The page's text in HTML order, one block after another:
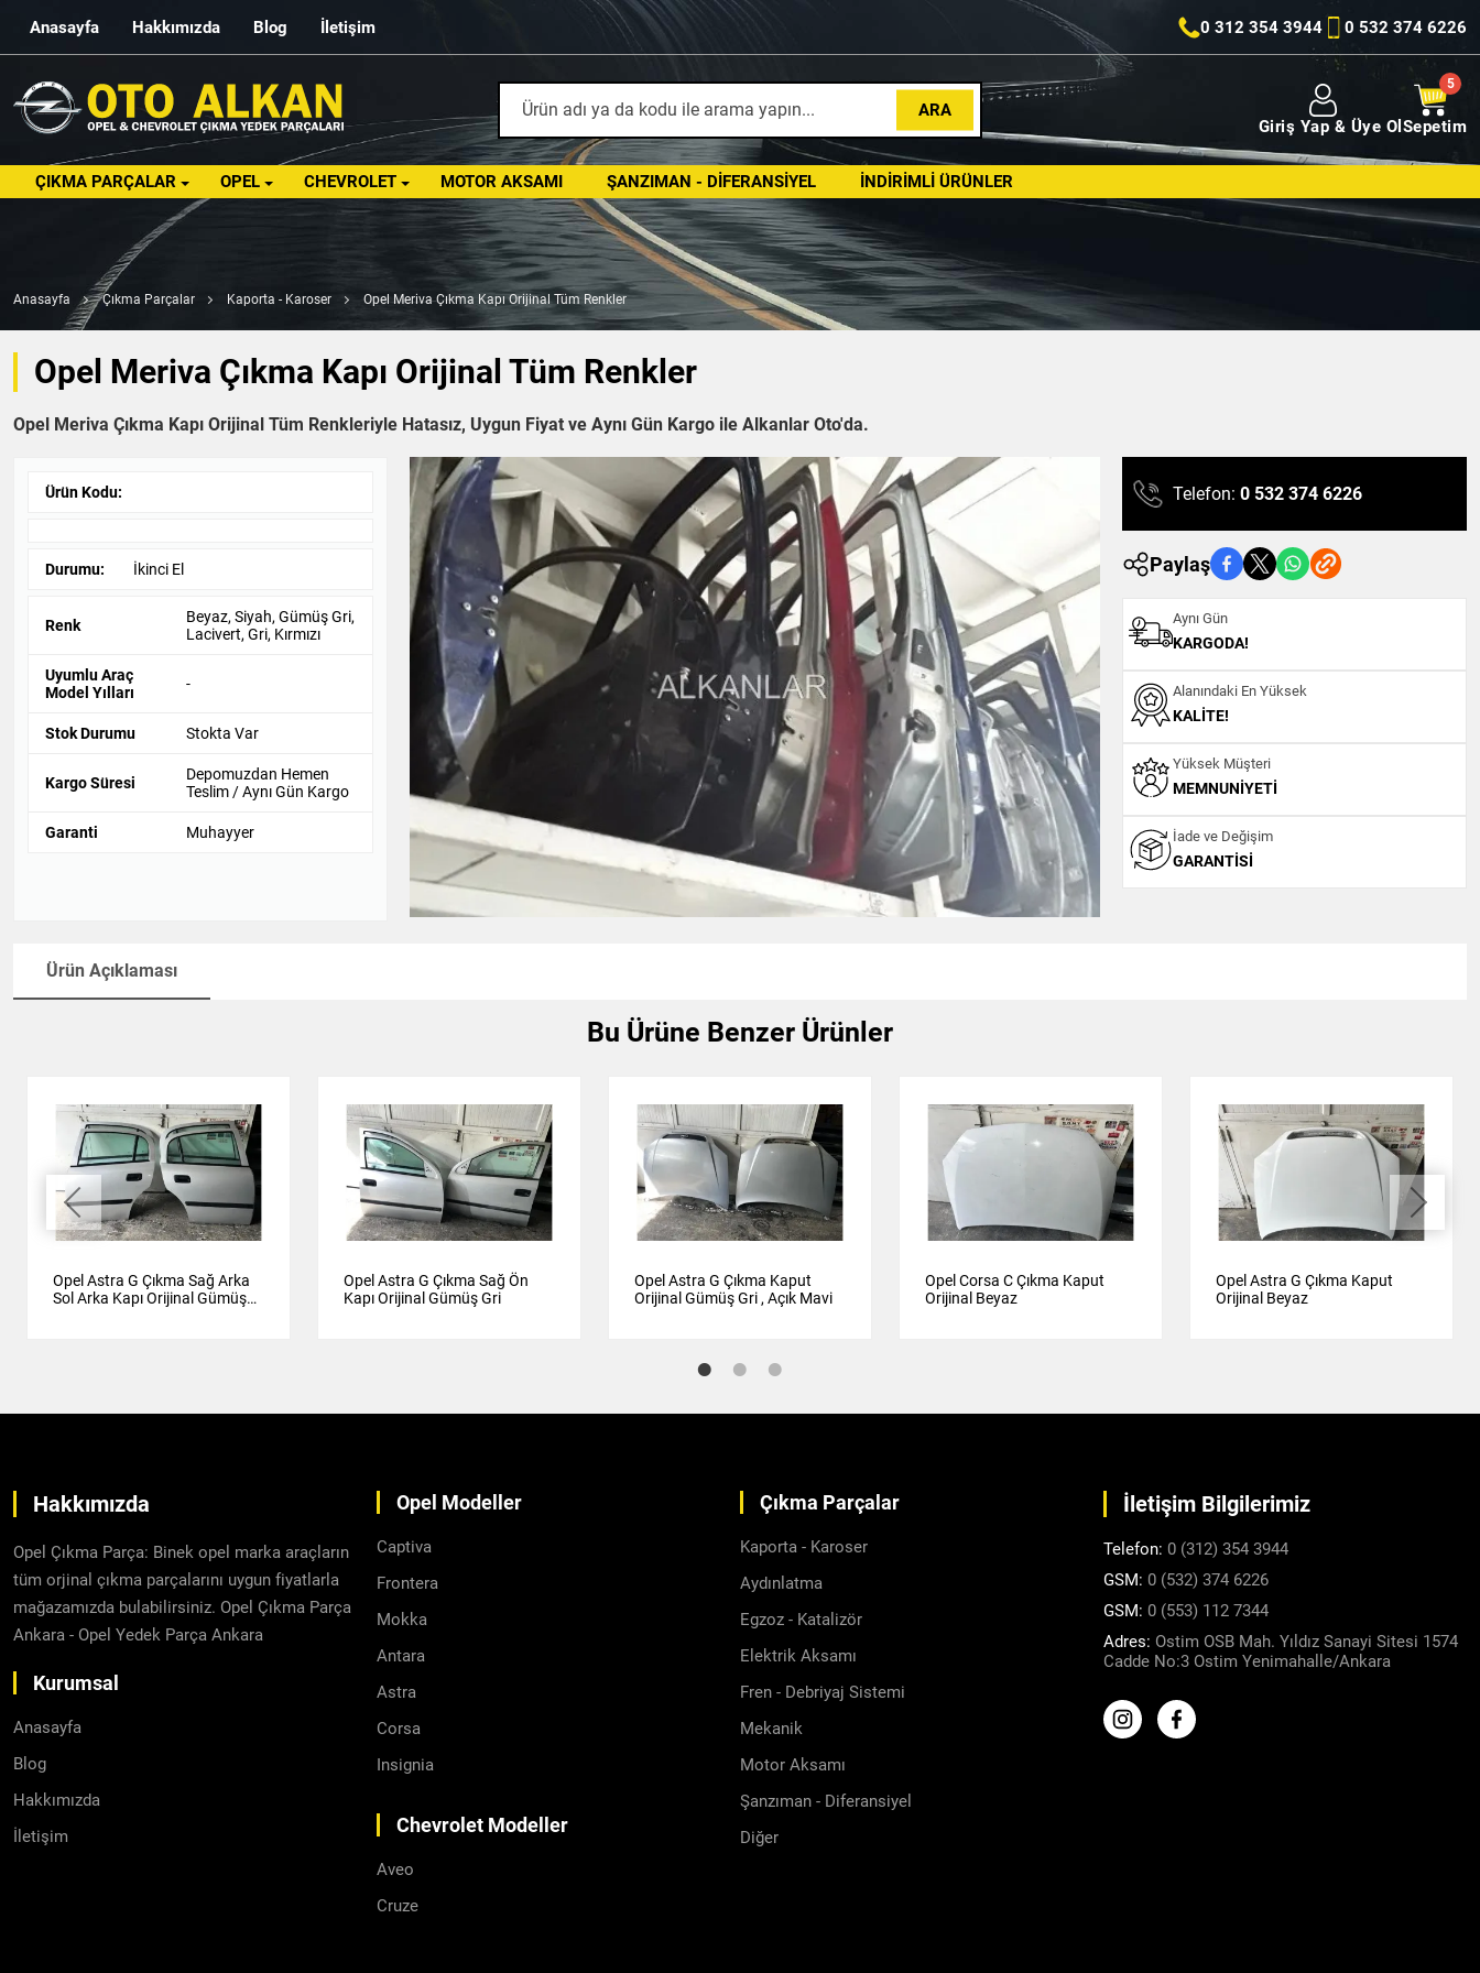
Anasayfa Hakkımızda Blog İletişim 0 312 354 3944 0 532 374 6226
ARA
Giriş Yap & Üye Ol Sepetim
ÇIKMA PARÇALAR OPEL CHEVROLET MOTOR AKSAMI ŞANZIMAN - DIFERANSIYEL İNDIRIMLI ÜRÜNLER
Anasayfa Çıkma Parçalar Kaporta - Karoser Opel Meriva Çıkma Kapı Orijinal Tüm Renkler
Opel Meriva Çıkma Kapı Orijinal Tüm Renkler
Opel Meriva Çıkma Kapı Orijinal Tüm Renkleriyle Hatasız, Uygun Fiyat ve Aynı Gün Kargo ile Alkanlar Oto'da.
Ürün Kodu:
Durumu: İkinci El
Renk
Beyaz, Siyah, Gümüş Gri,
Lacivert, Gri, Kırmızı
Uyumlu Araç
Model Yılları
-
Stok Durumu Stokta Var
Kargo Süresi
Depomuzdan Hemen
Teslim / Aynı Gün Kargo
Garanti Muhayyer
Telefon: 0 532 374 6226
Paylaş
Aynı Gün
KARGODA!
Alanındaki En Yüksek
KALITE!
Yüksek Müşteri
MEMNUNIYETI
İade ve Değişim
GARANTISI
Ürün Açıklaması
Bu Ürüne Benzer Ürünler
Opel Astra G Çıkma Sağ Arka
Sol Arka Kapı Orijinal Gümüş
Opel Astra G Çıkma Sağ Ön
Kapı Orijinal Gümüş Gri
Opel Astra G Çıkma Kaput
Orijinal Gümüş Gri , Açık Mavi
Opel Corsa C Çıkma Kaput
Orijinal Beyaz
Opel Astra G Çıkma Kaput
Orijinal Beyaz
Hakkımızda
Opel Çıkma Parça: Binek opel marka araçların
tüm orjinal çıkma parçalarını uygun fiyatlarla
mağazamızda bulabilirsiniz. Opel Çıkma Parça
Ankara - Opel Yedek Parça Ankara
Kurumsal
Anasayfa
Blog
Hakkımızda
İletişim
Opel Modeller
Captiva
Frontera
Mokka
Antara
Astra
Corsa
Insignia
Chevrolet Modeller
Aveo
Cruze
Çıkma Parçalar
Kaporta - Karoser
Aydınlatma
Egzoz - Katalizör
Elektrik Aksamı
Fren - Debriyaj Sistemi
Mekanik
Motor Aksamı
Şanzıman - Diferansiyel
Diğer
İletişim Bilgilerimiz
Telefon: 0 (312) 354 3944
GSM: 0 (532) 374 6226
GSM: 0 (553) 112 7344
Adres: Ostim OSB Mah. Yıldız Sanayi Sitesi 1574
Cadde No:3 Ostim Yenimahalle/Ankara